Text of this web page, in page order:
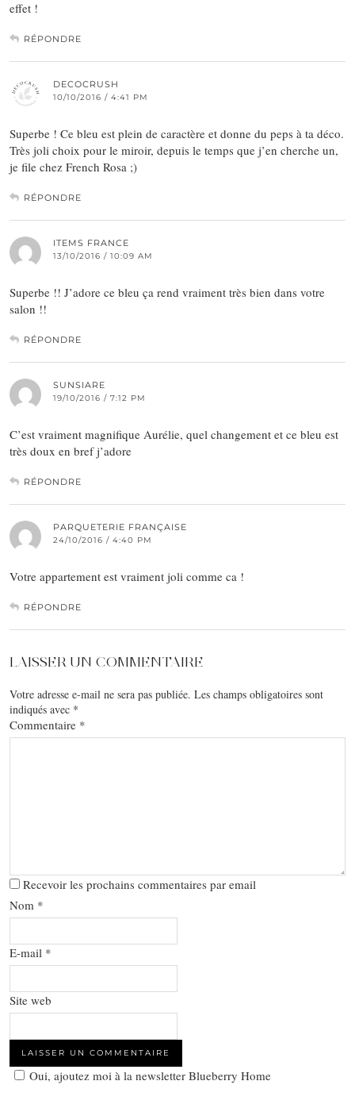
effet !
RÉPONDRE
DECOCRUSH
10/10/2016 / 4:41 PM
Superbe ! Ce bleu est plein de caractère et donne du peps à ta déco.
Très joli choix pour le miroir, depuis le temps que j’en cherche un,
je file chez French Rosa ;)
RÉPONDRE
ITEMS FRANCE
13/10/2016 / 10:09 AM
Superbe !! J’adore ce bleu ça rend vraiment très bien dans votre
salon !!
RÉPONDRE
SUNSIARE
19/10/2016 / 7:12 PM
C’est vraiment magnifique Aurélie, quel changement et ce bleu est
très doux en bref j’adore
RÉPONDRE
PARQUETERIE FRANÇAISE
24/10/2016 / 4:40 PM
Votre appartement est vraiment joli comme ca !
RÉPONDRE
LAISSER UN COMMENTAIRE
Votre adresse e-mail ne sera pas publiée. Les champs obligatoires sont
indiqués avec *
Commentaire *
Recevoir les prochains commentaires par email
Nom *
E-mail *
Site web
Oui, ajoutez moi à la newsletter Blueberry Home